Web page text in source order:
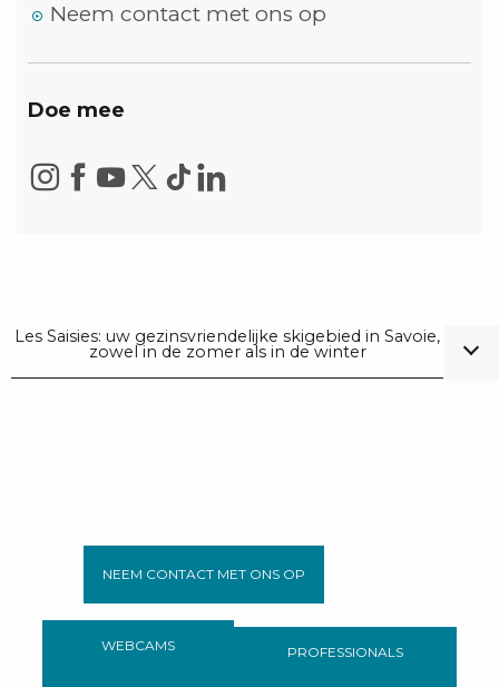
Neem contact met ons op
Doe mee
Les Saisies: uw gezinsvriendelijke skigebied in Savoie,
zowel in de zomer als in de winter
NEEM CONTACT MET ONS OP
WEBCAMS PROFESSIONALS